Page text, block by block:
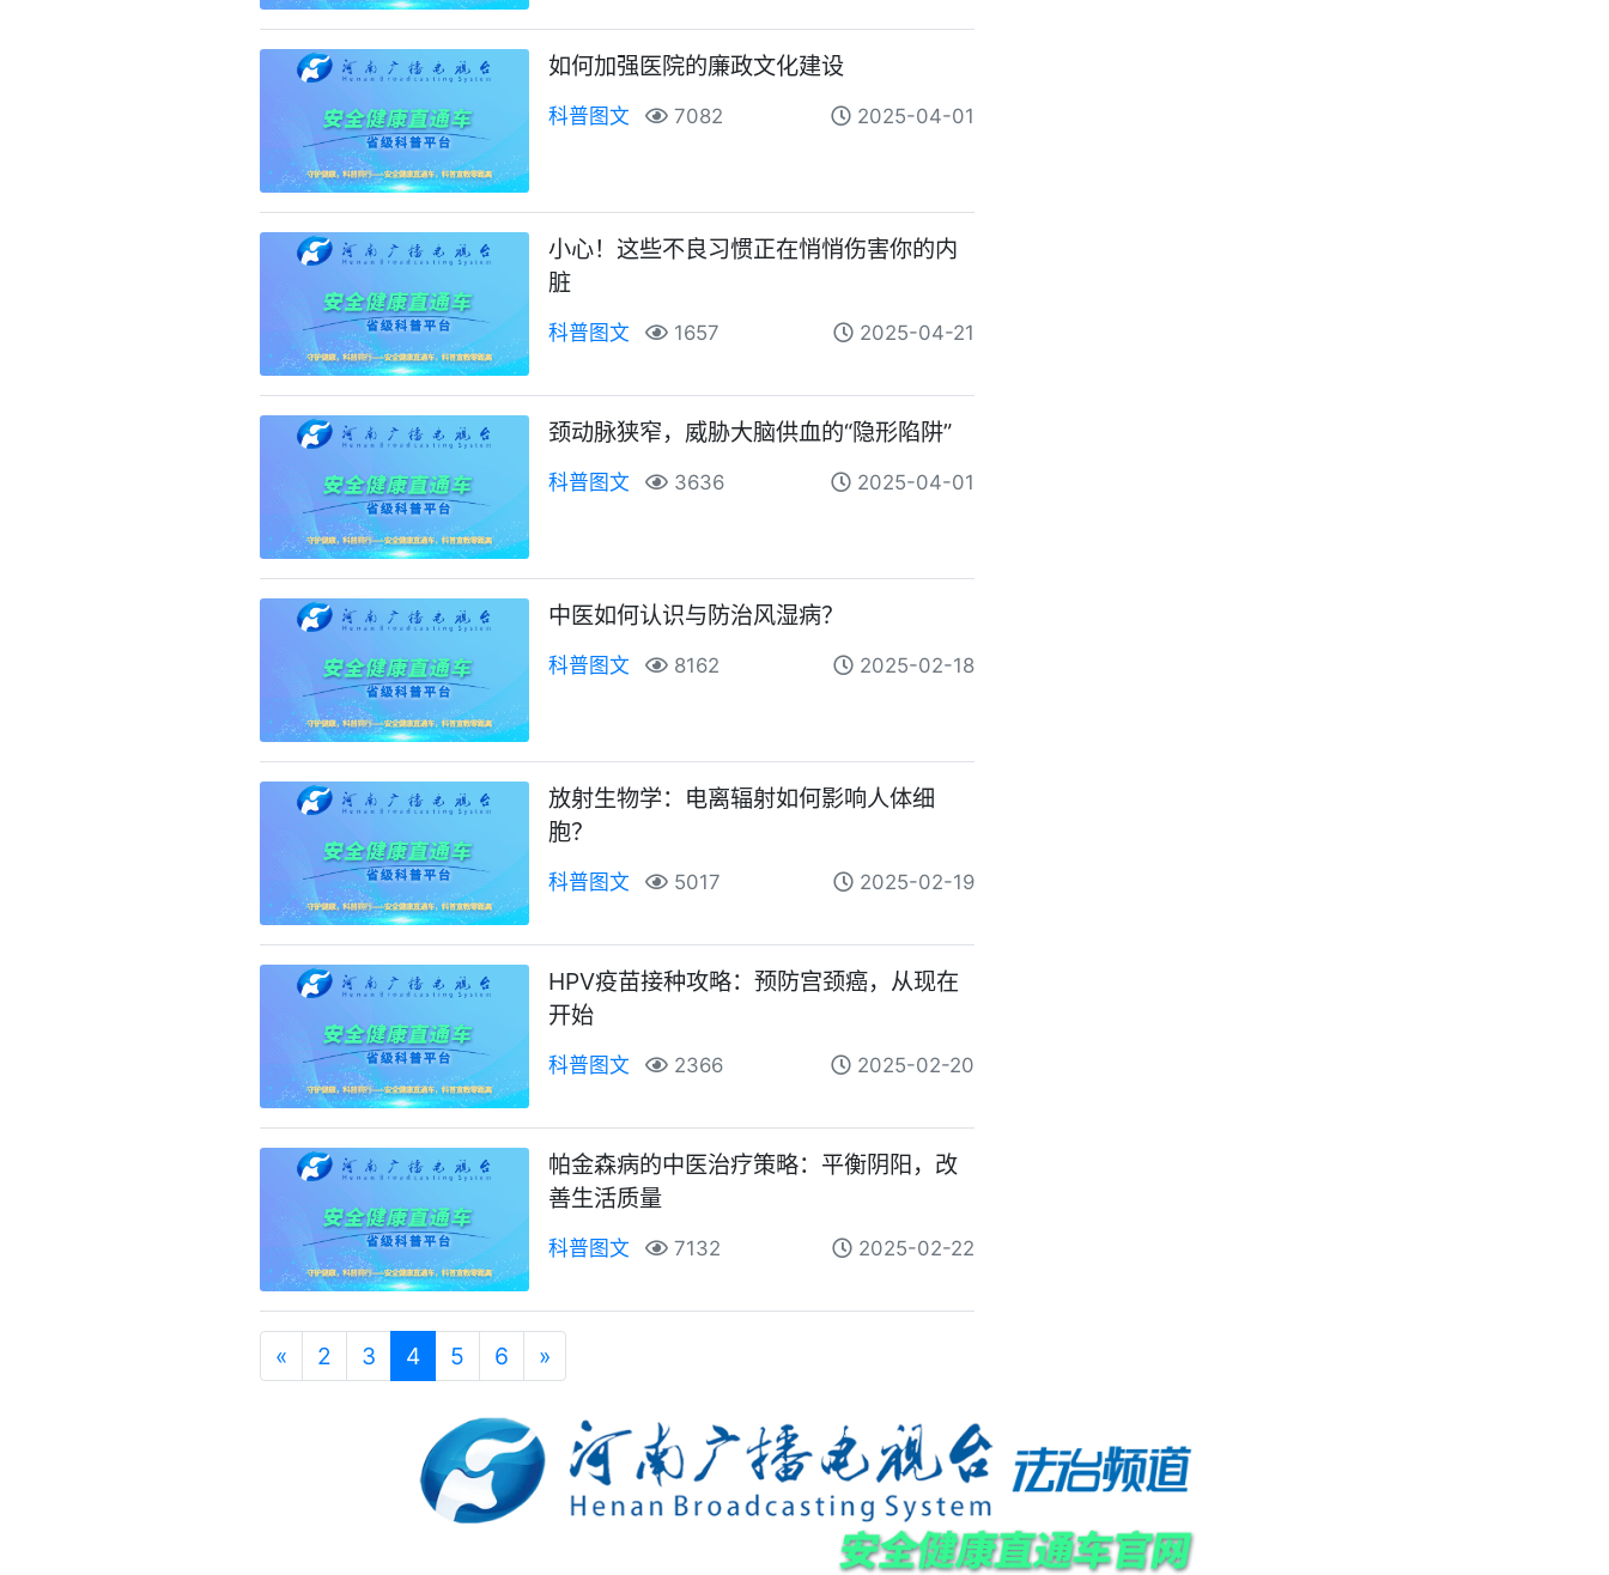
如何加强医院的廉政文化建设
科普图文 7082 2025-04-01
小心！这些不良习惯正在悄悄伤害你的内
脏
科普图文 1657 2025-04-21
颈动脉狭窄，威胁大脑供血的“隐形陷阱”
科普图文 3636 2025-04-01
中医如何认识与防治风湿病？
科普图文 8162 2025-02-18
放射生物学：电离辐射如何影响人体细
胞？
科普图文 5017 2025-02-19
HPV疫苗接种攻略：预防宫颈癌，从现在
开始
科普图文 2366 2025-02-20
帕金森病的中医治疗策略：平衡阴阳，改
善生活质量
科普图文 7132 2025-02-22
« 2 3 4 5 6 »